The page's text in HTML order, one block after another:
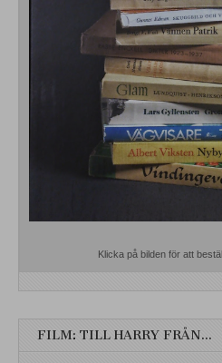
Klicka på bilden för att
FILM: TILL HARRY FRÅN…